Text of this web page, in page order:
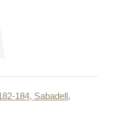
184, Sabadell,